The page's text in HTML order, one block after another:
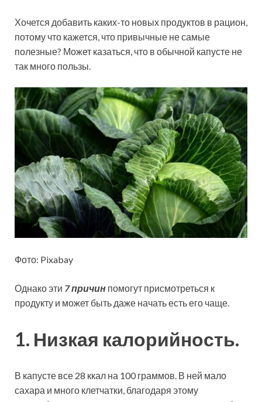
Хочется добавить каких-то новых продуктов в рацион,
потому что кажется, что привычные не самые
полезные? Может казаться, что в обычной капусте не
так много пользы.
Фото: Pixabay
Однако эти 7 причин помогут присмотреться к
продукту и может быть даже начать есть его чаще.
1. Низкая калорийность.
В капусте все 28 ккал на 100 граммов. В ней мало
сахара и много клетчатки, благодаря этому